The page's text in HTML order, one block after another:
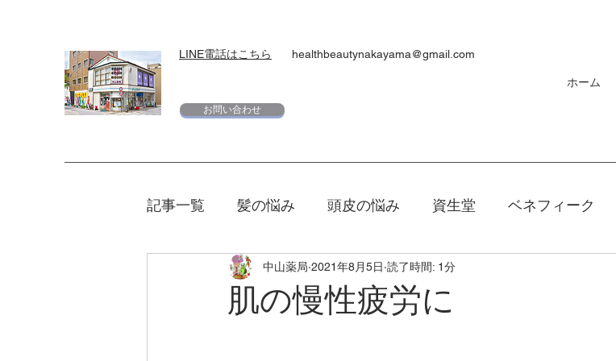
LINE電話はこちら healthbeautynakayama@gmail.com
お問い合わせ
ホーム
記事一覧 髪の悩み 頭皮の悩み 資生堂 ベネフィーク
スキンケア 下地 日焼け ｄプログラム
肌の慢性疲労に
中山薬局 2021年8月5日 読了時間: 1分